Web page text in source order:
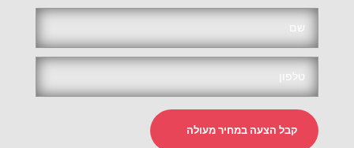
קבל הצעה במחיר מעולה